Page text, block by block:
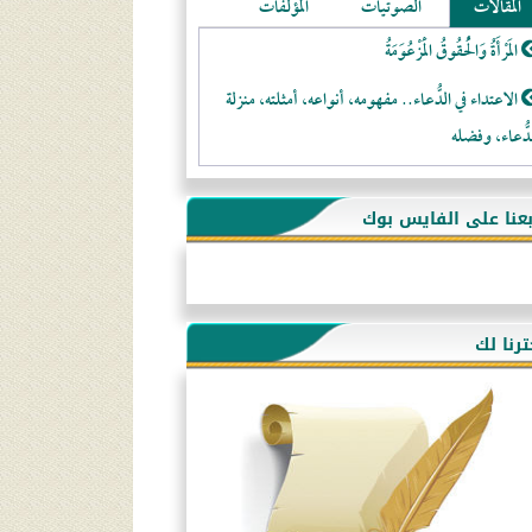
المقالات الصوتيات
المؤلفات
المَرْأَةُ وَالْحُقُوقُ الْمَزْعُوَمَةُ
الاعتداء في الدُّعاء.. مفهومه، أنواعه، أمثلته، منزلة
وفضله
لا تتَّبعوا عورات الـمسلمين
فقه النَّصيحة عند الصَّحابة الكرام رضي الله عنهم
هذه سبيلنا فماذا تنقمون؟!
أُسُـسُ بَـيْـتِ الـمُسْـلِمِ
التَّعْلِيمُ القُرْآنِي
كلمة إلى إخواني السلفيين في الجزائر
على الفايس بوك
لك